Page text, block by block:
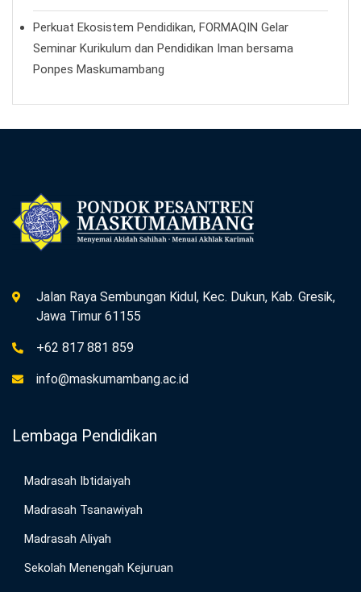
Perkuat Ekosistem Pendidikan, FORMAQIN Gelar
Seminar Kurikulum dan Pendidikan Iman bersama
Ponpes Maskumambang
Jalan Raya Sembungan Kidul, Kec. Dukun, Kab. Gresik,
Jawa Timur 61155
+62 817 881 859
info@maskumambang.ac.id
Lembaga Pendidikan
Madrasah Ibtidaiyah
Madrasah Tsanawiyah
Madrasah Aliyah
Sekolah Menengah Kejuruan